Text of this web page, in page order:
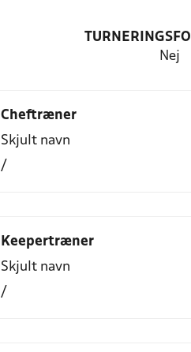
Nej
Cheftræner
Skjult navn
/
Keepertræner
Skjult navn
/